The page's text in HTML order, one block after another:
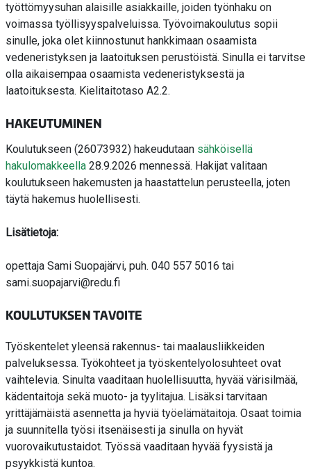
työttömyysuhan alaisille asiakkaille, joiden työnhaku on
voimassa työllisyyspalveluissa. Työvoimakoulutus sopii
sinulle, joka olet kiinnostunut hankkimaan osaamista
vedeneristyksen ja laatoituksen perustöistä. Sinulla ei tarvitse
olla aikaisempaa osaamista vedeneristyksestä ja
laatoituksesta. Kielitaitotaso A2.2.
HAKEUTUMINEN
Koulutukseen (26073932) hakeudutaan sähköisellä
hakulomakkeella 28.9.2026 mennessä. Hakijat valitaan
koulutukseen hakemusten ja haastattelun perusteella, joten
täytä hakemus huolellisesti.
Lisätietoja:
opettaja Sami Suopajärvi, puh. 040 557 5016 tai
sami.suopajarvi@redu.fi
KOULUTUKSEN TAVOITE
Työskentelet yleensä rakennus- tai maalausliikkeiden
palveluksessa. Työkohteet ja työskentelyolosuhteet ovat
vaihtelevia. Sinulta vaaditaan huolellisuutta, hyvää värisilmää,
kädentaitoja sekä muoto- ja tyylitajua. Lisäksi tarvitaan
yrittäjämäistä asennetta ja hyviä työelämätaitoja. Osaat toimia
ja suunnitella työsi itsenäisesti ja sinulla on hyvät
vuorovaikutustaidot. Työssä vaaditaan hyvää fyysistä ja
psyykkistä kuntoa.